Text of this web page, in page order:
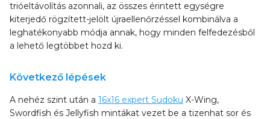
trióeltávolítás azonnali, az összes érintett egységre
kiterjedő rögzített-jelölt újraellenőrzéssel kombinálva a
leghatékonyabb módja annak, hogy minden felfedezésből
a lehető legtöbbet hozd ki.
Következő lépések
A nehéz szint után a 16x16 expert Sudoku X-Wing,
Swordfish és Jellyfish mintákat vezet be a tizenhat sor és